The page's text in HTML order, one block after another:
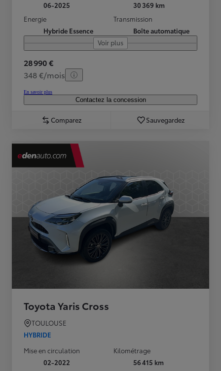
06-2025
30 369 km
Energie
Hybride Essence
Transmission
Boîte automatique
Voir plus
28 990 €
348 €/mois
En savoir plus
Contactez la concession
Comparez Sauvegardez
Toyota Yaris Cross
TOULOUSE
HYBRIDE
Mise en circulation
02-2022
Kilométrage
56 415 km